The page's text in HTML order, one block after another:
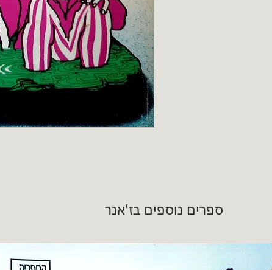
ספרים נוספים בז'אנר